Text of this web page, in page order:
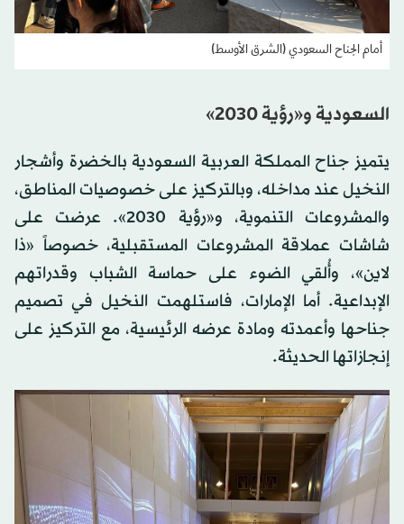
أمام الجناح السعودي (الشرق الأوسط)
السعودية و«رؤية 2030»
يتميز جناح المملكة العربية السعودية بالخضرة وأشجار
النخيل عند مداخله، وبالتركيز على خصوصيات المناطق،
والمشروعات التنموية، و«رؤية 2030». عرضت على
شاشات عملاقة المشروعات المستقبلية، خصوصاً «ذا
لاين»، وأُلقي الضوء على حماسة الشباب وقدراتهم
الإبداعية. أما الإمارات، فاستلهمت النخيل في تصميم
جناحها وأعمدته ومادة عرضه الرئيسية، مع التركيز على
إنجازاتها الحديثة.